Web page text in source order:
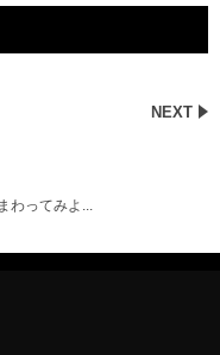
NEXT
ってみよ...